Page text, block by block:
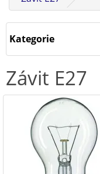
Kategorie
Závit E27